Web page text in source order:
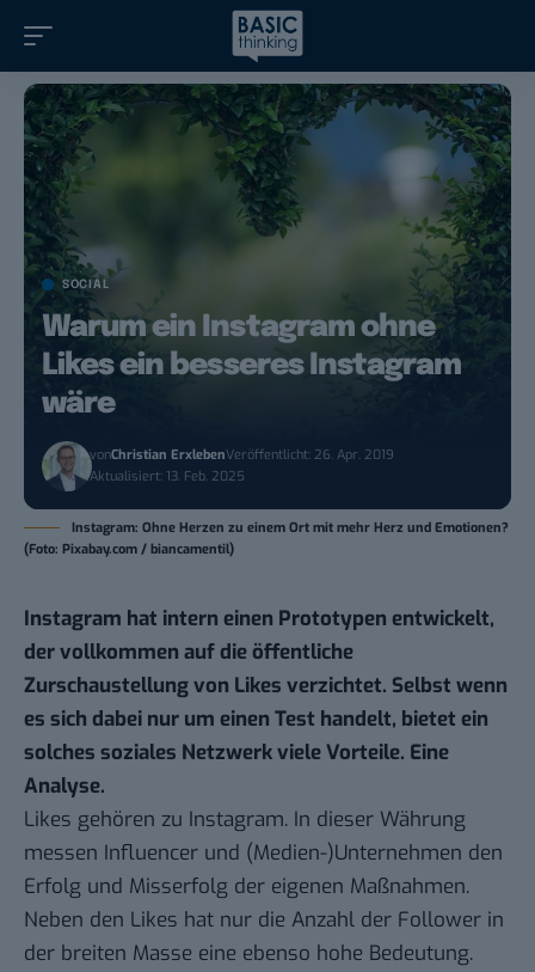
SOCIAL
Warum ein Instagram ohne
Likes ein besseres Instagram
wäre
vonChristian ErxlebenVeröffentlicht: 26. Apr. 2019
Aktualisiert: 13. Feb. 2025
Instagram: Ohne Herzen zu einem Ort mit mehr Herz und Emotionen?
(Foto: Pixabay.com / biancamentil)
Instagram hat intern einen Prototypen entwickelt,
der vollkommen auf die öffentliche
Zurschaustellung von Likes verzichtet. Selbst wenn
es sich dabei nur um einen Test handelt, bietet ein
solches soziales Netzwerk viele Vorteile. Eine
Analyse.
Likes gehören zu Instagram. In dieser Währung
messen Influencer und (Medien-)Unternehmen den
Erfolg und Misserfolg der eigenen Maßnahmen.
Neben den Likes hat nur die Anzahl der Follower in
der breiten Masse eine ebenso hohe Bedeutung.